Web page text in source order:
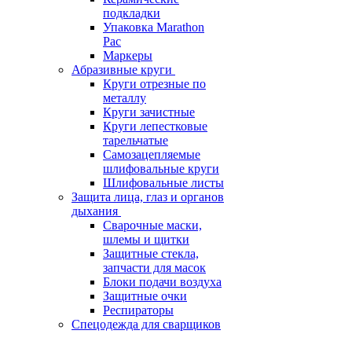
подкладки
Упаковка Marathon
Pac
Маркеры
Абразивные круги
Круги отрезные по
металлу
Круги зачистные
Круги лепестковые
тарельчатые
Самозацепляемые
шлифовальные круги
Шлифовальные листы
Защита лица, глаз и органов
дыхания
Сварочные маски,
шлемы и щитки
Защитные стекла,
запчасти для масок
Блоки подачи воздуха
Защитные очки
Респираторы
Спецодежда для сварщиков